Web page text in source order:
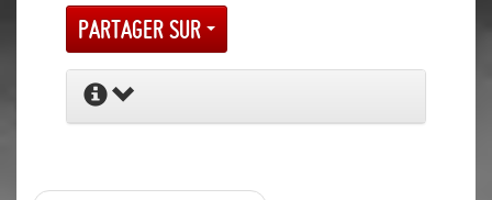
Partager sur